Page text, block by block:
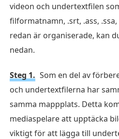
videon och undertextfilen
filformatnamn, .srt, .ass, .ssa,
redan är organiserade, kan
nedan.
Steg 1. Som en del av
och undertextfilerna har
samma mappplats. Detta
mediaspelare att upptäcka
viktigt för att lägga till